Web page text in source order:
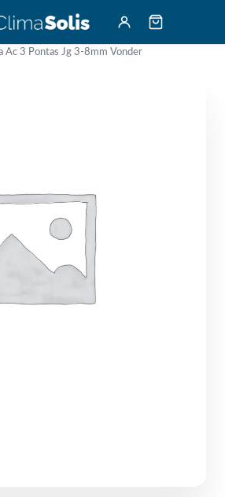
Ac 3 Pontas Jg 3-8mm Vonder